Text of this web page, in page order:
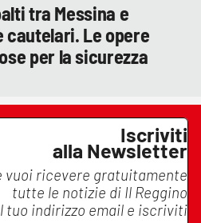
tra Messina e
cautelari. Le opere
per la sicurezza
Iscriviti
alla Newsletter
vuoi ricevere gratuitamente
tutte le notizie di Il Reggino
tuo indirizzo email e iscriviti